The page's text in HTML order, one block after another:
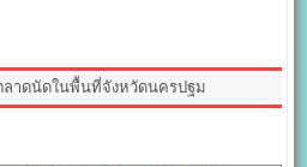
าดนัดในพื้นที่จังหวัดนครปฐม